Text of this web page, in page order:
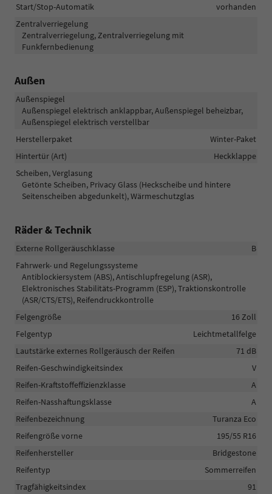
Start/Stop-Automatik
vorhanden
Zentralverriegelung
Zentralverriegelung, Zentralverriegelung mit
Funkfernbedienung
Außen
Außenspiegel
Außenspiegel elektrisch anklappbar, Außenspiegel beheizbar,
Außenspiegel elektrisch verstellbar
Herstellerpaket
Winter-Paket
Hintertür (Art)
Heckklappe
Scheiben, Verglasung
Getönte Scheiben, Privacy Glass (Heckscheibe und hintere
Seitenscheiben abgedunkelt), Wärmeschutzglas
Räder & Technik
Externe Rollgeräuschklasse
B
Fahrwerk- und Regelungssysteme
Antiblockiersystem (ABS), Antischlupfregelung (ASR),
Elektronisches Stabilitäts-Programm (ESP), Traktionskontrolle
(ASR/CTS/ETS), Reifendruckkontrolle
Felgengröße
16 Zoll
Felgentyp
Leichtmetallfelge
Lautstärke externes Rollgeräusch der Reifen
71 dB
Reifen-Geschwindigkeitsindex
V
Reifen-Kraftstoffeffizienzklasse
A
Reifen-Nasshaftungsklasse
A
Reifenbezeichnung
Turanza Eco
Reifengröße vorne
195/55 R16
Reifenhersteller
Bridgestone
Reifentyp
Sommerreifen
Tragfähigkeitsindex
91